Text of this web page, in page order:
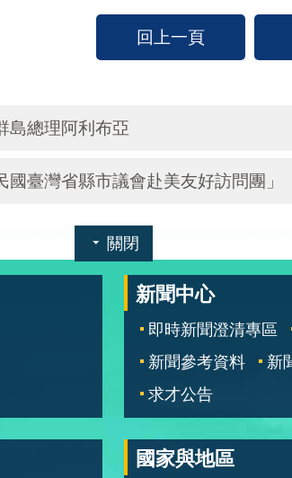
回上一頁
島總理阿利布亞
國臺灣省縣市議會赴美友好訪問團」
關閉
新聞中心
即時新聞澄清專區
新聞參考資料
新
求才公告
國家與地區